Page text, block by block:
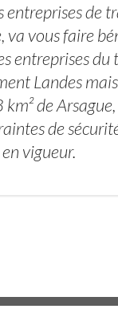
entreprises de
va vous faire
entreprises
Landes
de
de
vigueur.